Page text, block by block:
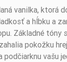
vanilka, ktorá
a hĺbku a
Základné tóny
pokožku
podčiarknu vašu